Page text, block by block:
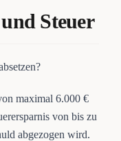
Steuer
maximal 6.000 €
von bis zu
abgezogen wird.